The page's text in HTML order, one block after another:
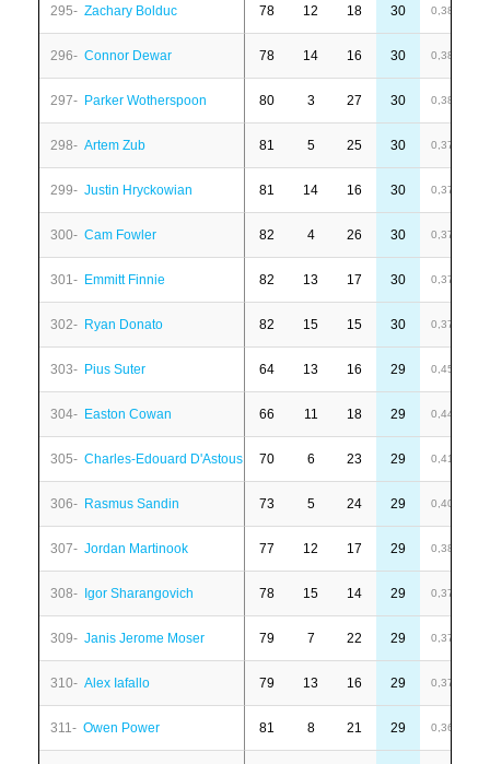
295- Zachary Bolduc 78 12 18 30 0,38
296- Connor Dewar 78 14 16 30 0,38
297- Parker Wotherspoon 80 3 27 30 0,38
298- Artem Zub 81 5 25 30 0,37
299- Justin Hryckowian 81 14 16 30 0,37
300- Cam Fowler 82 4 26 30 0,37
301- Emmitt Finnie 82 13 17 30 0,37
302- Ryan Donato 82 15 15 30 0,37
303- Pius Suter 64 13 16 29 0,45
304- Easton Cowan 66 11 18 29 0,44
305- Charles-Edouard D'Astous 70 6 23 29 0,41
306- Rasmus Sandin 73 5 24 29 0,40
307- Jordan Martinook 77 12 17 29 0,38
308- Igor Sharangovich 78 15 14 29 0,37
309- Janis Jerome Moser 79 7 22 29 0,37
310- Alex Iafallo 79 13 16 29 0,37
311- Owen Power 81 8 21 29 0,36